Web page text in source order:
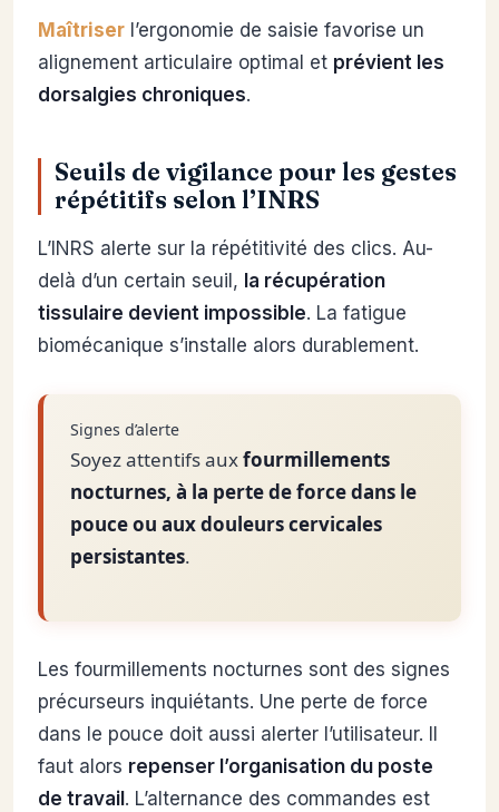
Maîtriser l’ergonomie de saisie favorise un
alignement articulaire optimal et prévient les
dorsalgies chroniques.
Seuils de vigilance pour les gestes
répétitifs selon l’INRS
L’INRS alerte sur la répétitivité des clics. Au-
delà d’un certain seuil, la récupération
tissulaire devient impossible. La fatigue
biomécanique s’installe alors durablement.
Signes d’alerte
Soyez attentifs auxfourmillements
nocturnes, à la perte de force dans le
pouce ou aux douleurs cervicales
persistantes.
Les fourmillements nocturnes sont des signes
précurseurs inquiétants. Une perte de force
dans le pouce doit aussi alerter l’utilisateur. Il
faut alors repenser l’organisation du poste
de travail . L’alternance des commandes est